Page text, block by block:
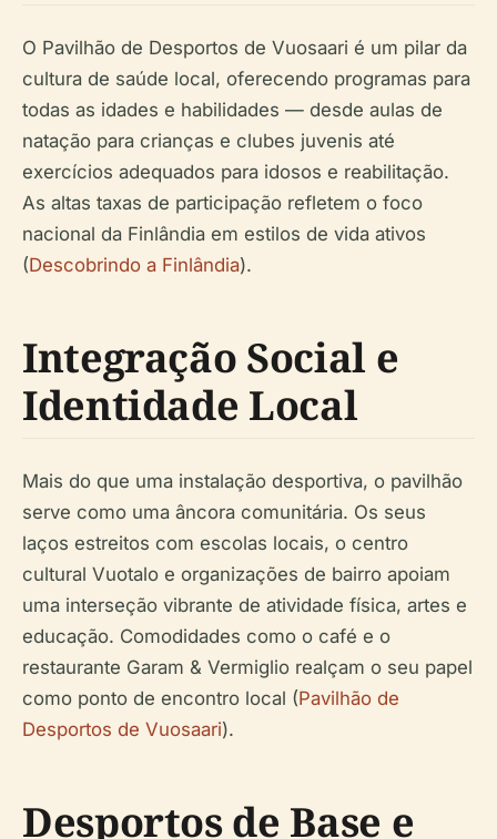
O Pavilhão de Desportos de Vuosaari é um pilar da
cultura de saúde local, oferecendo programas para
todas as idades e habilidades — desde aulas de
natação para crianças e clubes juvenis até
exercícios adequados para idosos e reabilitação.
As altas taxas de participação refletem o foco
nacional da Finlândia em estilos de vida ativos
(Descobrindo a Finlândia).
Integração Social e
Identidade Local
Mais do que uma instalação desportiva, o pavilhão
serve como uma âncora comunitária. Os seus
laços estreitos com escolas locais, o centro
cultural Vuotalo e organizações de bairro apoiam
uma interseção vibrante de atividade física, artes e
educação. Comodidades como o café e o
restaurante Garam & Vermiglio realçam o seu papel
como ponto de encontro local (Pavilhão de
Desportos de Vuosaari).
Desportos de Base e